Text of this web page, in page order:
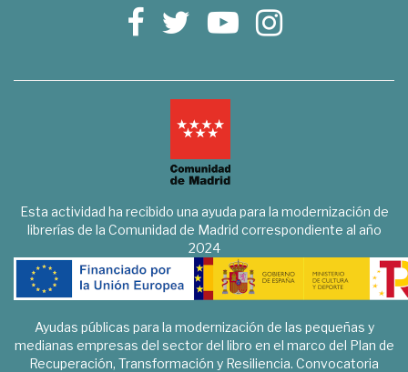
Esta actividad ha recibido una ayuda para la modernización de
librerías de la Comunidad de Madrid correspondiente al año
2024
Ayudas públicas para la modernización de las pequeñas y
medianas empresas del sector del libro en el marco del Plan de
Recuperación, Transformación y Resiliencia. Convocatoria